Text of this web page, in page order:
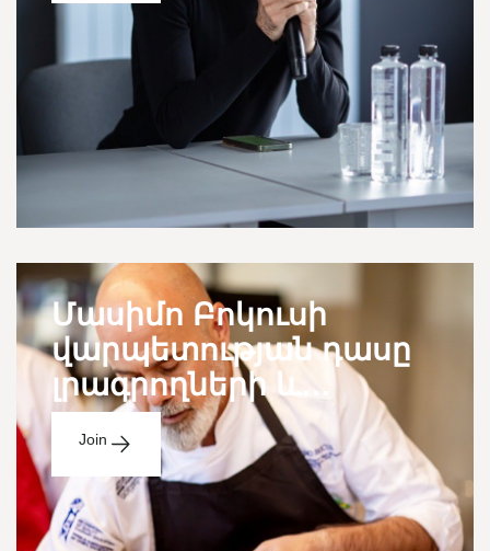
Մասիմո Բոկուսի
վարպետության դասը
լրագրողների և
բլոգերների համար
Join